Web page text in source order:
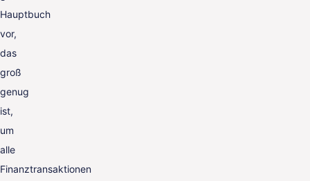
Hauptbuch
vor,
das
groß
genug
ist,
um
alle
Finanztransaktionen